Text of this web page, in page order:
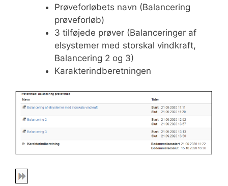
Prøveforløbets navn (Balancering
prøveforløb)
3 tilføjede prøver (Balanceringer af
elsystemer med storskal vindkraft,
Balancering 2 og 3)
Karakterindberetningen